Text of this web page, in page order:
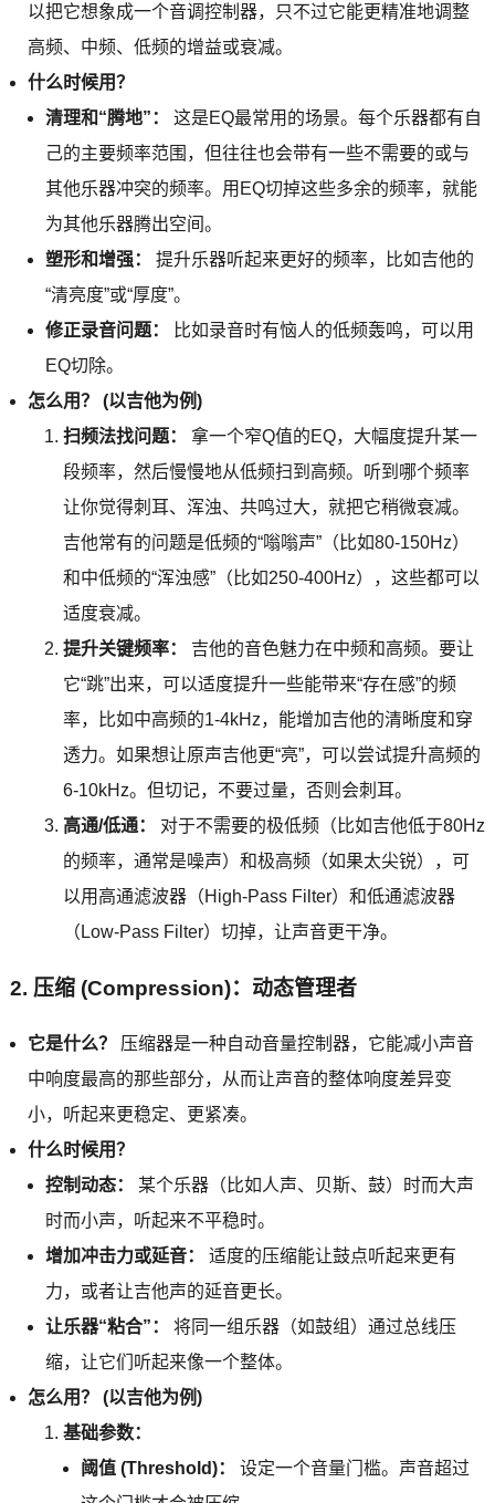
以把它想象成一个音调控制器，只不过它能更精准地调整
高频、中频、低频的增益或衰减。
什么时候用？
清理和“腾地”：
这是EQ最常用的场景。每个乐器都有自
己的主要频率范围，但往往也会带有一些不需要的或与
其他乐器冲突的频率。用EQ切掉这些多余的频率，就能
为其他乐器腾出空间。
塑形和增强：
提升乐器听起来更好的频率，比如吉他的
“清亮度”或“厚度”。
修正录音问题：
比如录音时有恼人的低频轰鸣，可以用
EQ切除。
怎么用？ (以吉他为例)
扫频法找问题：
拿一个窄Q值的EQ，大幅度提升某一
段频率，然后慢慢地从低频扫到高频。听到哪个频率
让你觉得刺耳、浑浊、共鸣过大，就把它稍微衰减。
吉他常有的问题是低频的“嗡嗡声”（比如80-150Hz）
和中低频的“浑浊感”（比如250-400Hz），这些都可以
适度衰减。
提升关键频率：
吉他的音色魅力在中频和高频。要让
它“跳”出来，可以适度提升一些能带来“存在感”的频
率，比如中高频的1-4kHz，能增加吉他的清晰度和穿
透力。如果想让原声吉他更“亮”，可以尝试提升高频的
6-10kHz。但切记，不要过量，否则会刺耳。
高通/低通：
对于不需要的极低频（比如吉他低于80Hz
的频率，通常是噪声）和极高频（如果太尖锐），可
以用高通滤波器（High-Pass Filter）和低通滤波器
（Low-Pass Filter）切掉，让声音更干净。
2. 压缩 (Compression)：动态管理者
它是什么？
压缩器是一种自动音量控制器，它能减小声音
中响度最高的那些部分，从而让声音的整体响度差异变
小，听起来更稳定、更紧凑。
什么时候用？
控制动态：
某个乐器（比如人声、贝斯、鼓）时而大声
时而小声，听起来不平稳时。
增加冲击力或延音：
适度的压缩能让鼓点听起来更有
力，或者让吉他声的延音更长。
让乐器“粘合”：
将同一组乐器（如鼓组）通过总线压
缩，让它们听起来像一个整体。
怎么用？ (以吉他为例)
基础参数：
阈值 (Threshold)：
设定一个音量门槛。声音超过